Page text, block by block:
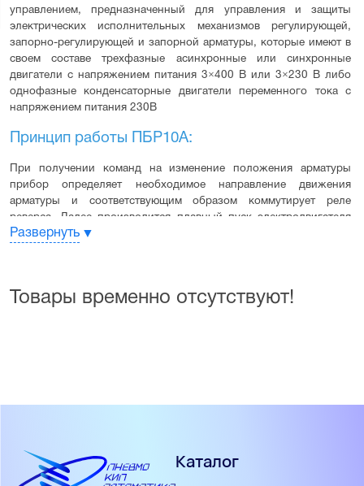
управлением, предназначенный для управления и защиты
электрических исполнительных механизмов регулирующей,
запорно-регулирующей и запорной арматуры, которые имеют в
своем составе трехфазные асинхронные или синхронные
двигатели с напряжением питания 3×400 В или 3×230 В либо
однофазные конденсаторные двигатели переменного тока с
напряжением питания 230В
Принцип работы ПБР10А:
При получении команд на изменение положения арматуры
прибор определяет необходимое направление движения
арматуры и соответствующим образом коммутирует реле
реверса. Далее производится плавный пуск электродвигателя
арматуры посредством изменения угла управления силовыми
приборе. При достижении арматурой требуемого положения
Несколько интерфейсов для управления (AI, DI, RS-485,
Ethernet)
Развернуть
Товары временно отсутствуют!
Каталог